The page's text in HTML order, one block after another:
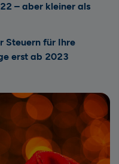
– aber kleiner als
Steuern für Ihre
erst ab 2023